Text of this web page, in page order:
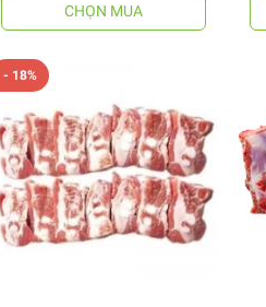
CHỌN MUA
- 18%